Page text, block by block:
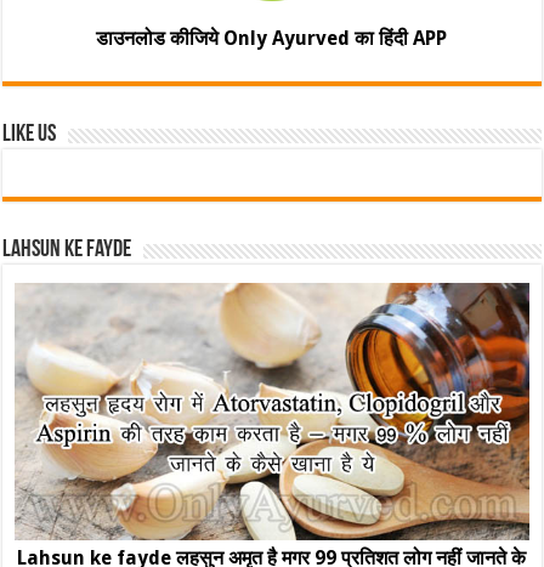
डाउनलोड कीजिये Only Ayurved का हिंदी APP
Like Us
Lahsun ke fayde
Lahsun ke fayde लहसुन अमृत है मगर 99 प्रतिशत लोग नहीं जानते के